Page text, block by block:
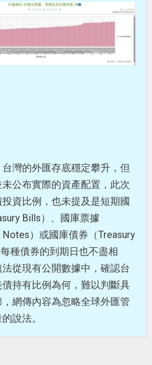
灣的外匯存底穩定攀升，但
公布實際的資產配置，此次
資比例，也未提及是短期國
Bills）、國庫票據
Notes）或國庫債券（Treasury
種債券的到期日也不盡相
法從現有公開數據中，確認台
持有比例為何，難以判斷具
網傳內容為忽略全球外匯管
說法。